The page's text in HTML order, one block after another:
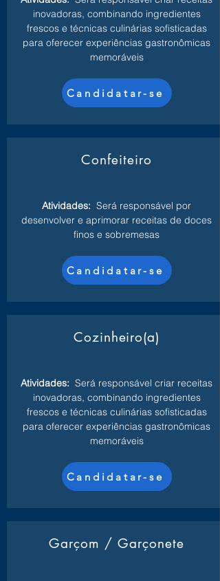
inovadoras, combinando ingredientes
frescos e técnicas culinárias sofisticadas
para oferecer experiências gastronômicas
memoráveis
Candidatar-se
Confeiteiro
Atividades: Será responsável por
desenvolver e aprimorar receitas de doces
finos e sobremesas
Candidatar-se
Cozinheiro(a)
Atividades: Será responsável criar receitas
inovadoras, combinando ingredientes
frescos e técnicas culinárias sofisticadas
para oferecer experiências gastronômicas
memoráveis
Candidatar-se
Garçom / Garçonete